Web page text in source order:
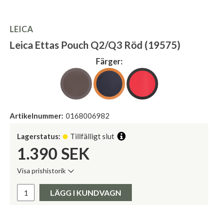
LEICA
Leica Ettas Pouch Q2/Q3 Röd (19575)
Färger:
Artikelnummer: 0168006982
Lagerstatus: Tillfälligt slut
1.390 SEK
Visa prishistorik
Pris:
LÄGG I KUNDVAGN